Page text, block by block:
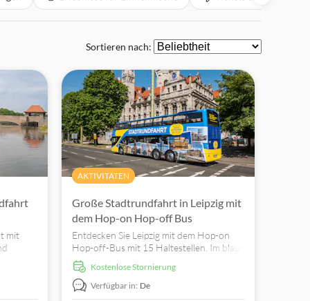
Sortieren nach:
mit
Stadt
AKTIVITÄTEN
Große Stadtrundfahrt in Leipzig mit
dem Hop-on Hop-off Bus
Entdecken Sie Leipzig mit dem Hop-on
Hop-off-Bus mit 15 Haltestellen. Im blau-
gelben, klimatisierten Doppeldecker
haben Sie bei geöffnetem Verdeck die
beste Rundumsicht.
kostenlose Stornierung
Verfügbar in: De